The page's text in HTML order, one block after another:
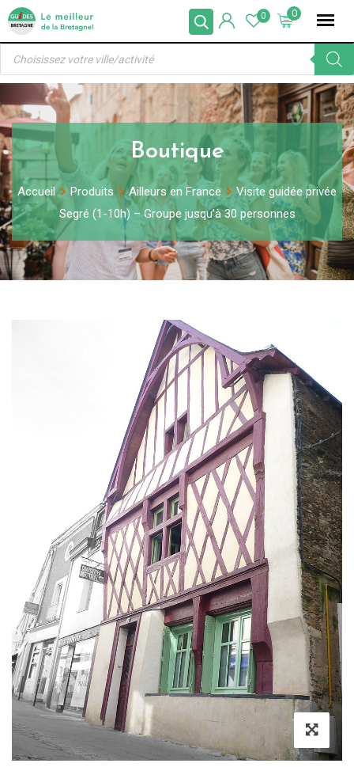
Skip
content
0
0
Recherche
produits
Boutique
Accueil Produits Ailleurs en France
Visite guidée privée
Segré (1-10h) – Groupe jusqu’à 30 personnes